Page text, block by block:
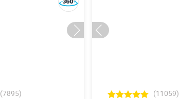
(7895) (11059)